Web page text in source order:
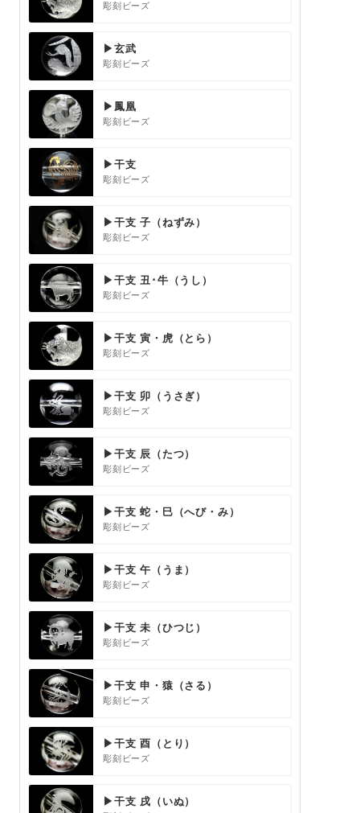
彫刻ビーズ
▶玄武
彫刻ビーズ
▶鳳凰
彫刻ビーズ
▶干支
彫刻ビーズ
▶干支 子（ねずみ）
彫刻ビーズ
▶干支 丑･牛（うし）
彫刻ビーズ
▶干支 寅・虎（とら）
彫刻ビーズ
▶干支 卯（うさぎ）
彫刻ビーズ
▶干支 辰（たつ）
彫刻ビーズ
▶干支 蛇・巳（へび・み）
彫刻ビーズ
▶干支 午（うま）
彫刻ビーズ
▶干支 未（ひつじ）
彫刻ビーズ
▶干支 申・猿（さる）
彫刻ビーズ
▶干支 酉（とり）
彫刻ビーズ
▶干支 戌（いぬ）